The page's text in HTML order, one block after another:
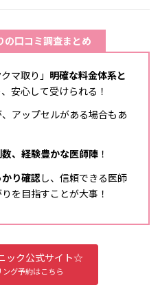
の口コミ調査まとめ
マ取り」 明確な料金体系と
安心して受けられる！
アップセルがある場合もあ
、経験豊かな医師陣 ！
り確認 し、信頼できる医師
を目指すことが大事！
ック公式サイト☆
グ予約はこちら